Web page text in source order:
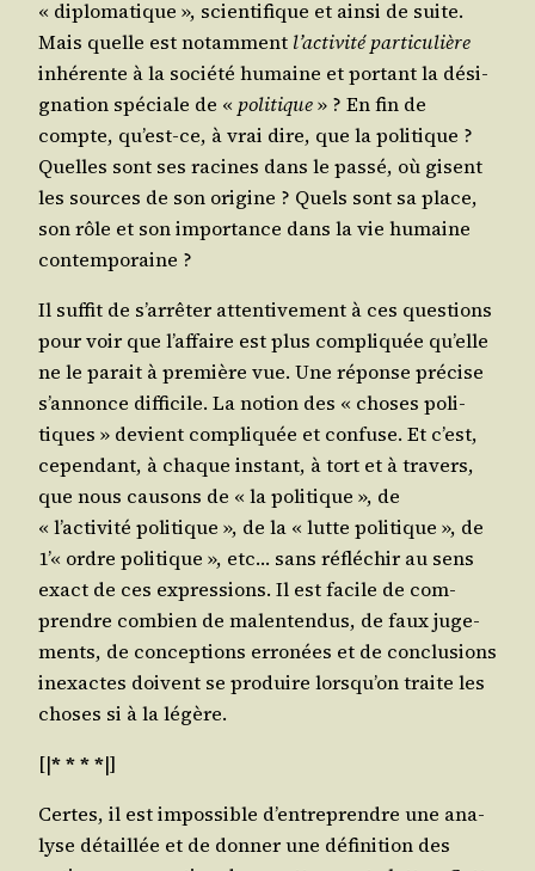
« diplo­ma­tique », scien­ti­fique et ain­si de suite.
Mais quelle est notam­ment l’activité par­ti­cu­lière
inhé­rente à la socié­té humaine et por­tant la dési­
gna­tion spé­ciale de « poli­tique» ? En fin de
compte, qu’est-ce, à vrai dire, que la poli­tique ?
Quelles sont ses racines dans le pas­sé, où gisent
les sources de son ori­gine ? Quels sont sa place,
son rôle et son impor­tance dans la vie humaine
contemporaine ?
Il suf­fit de s’arrêter atten­ti­ve­ment à ces ques­tions
pour voir que l’affaire est plus com­pli­quée qu’elle
ne le parait à pre­mière vue. Une réponse pré­cise
s’annonce dif­fi­cile. La notion des « choses poli­
tiques » devient com­pli­quée et confuse. Et c’est,
cepen­dant, à chaque ins­tant, à tort et à tra­vers,
que nous cau­sons de « la poli­tique », de
« l’activité poli­tique », de la « lutte poli­tique », de
1’« ordre poli­tique », etc… sans réflé­chir au sens
exact de ces expres­sions. Il est facile de com­
prendre com­bien de mal­en­ten­dus, de faux juge­
ments, de concep­tions erro­nées et de conclu­sions
inexactes doivent se pro­duire lorsqu’on traite les
choses si à la légère.
[|* * * *|]
Certes, il est impos­sible d’entreprendre une ana­
lyse détaillée et de don­ner une défi­ni­tion des